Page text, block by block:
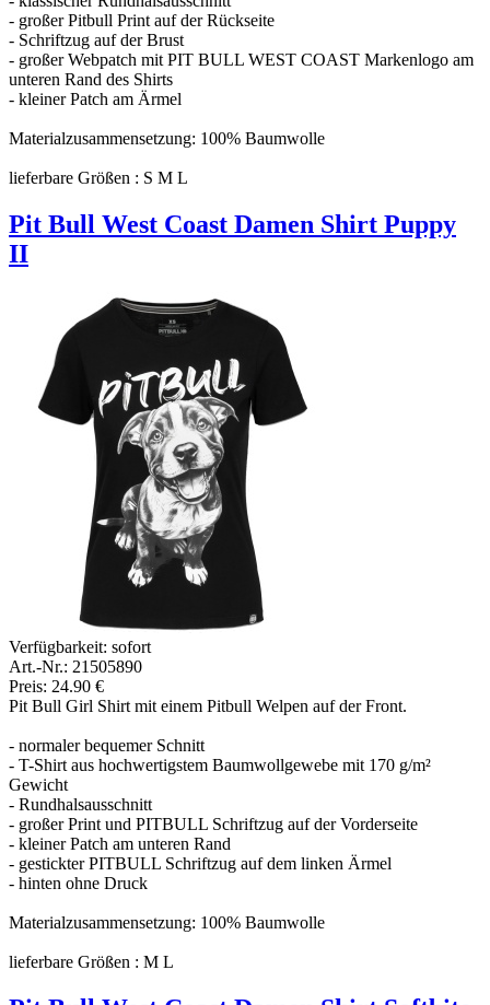
- großer Pitbull Print auf der Rückseite
- Schriftzug auf der Brust
- großer Webpatch mit PIT BULL WEST COAST Markenlogo am
unteren Rand des Shirts
- kleiner Patch am Ärmel
Materialzusammensetzung: 100% Baumwolle
lieferbare Größen : S M L
Pit Bull West Coast Damen Shirt Puppy
II
Verfügbarkeit: sofort
Art.-Nr.: 21505890
Preis: 24.90 €
Pit Bull Girl Shirt mit einem Pitbull Welpen auf der Front.
- normaler bequemer Schnitt
- T-Shirt aus hochwertigstem Baumwollgewebe mit 170 g/m²
Gewicht
- Rundhalsausschnitt
- großer Print und PITBULL Schriftzug auf der Vorderseite
- kleiner Patch am unteren Rand
- gestickter PITBULL Schriftzug auf dem linken Ärmel
- hinten ohne Druck
Materialzusammensetzung: 100% Baumwolle
lieferbare Größen : M L